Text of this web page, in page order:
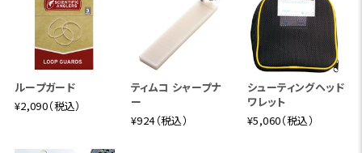
ループガード
¥2,090（税込）
ティムコ シャープナ
ー
¥924（税込）
シューティングヘッド
ワレット
¥5,060（税込）